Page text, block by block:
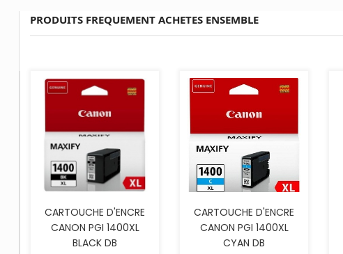
PRODUITS FREQUEMENT ACHETES ENSEMBLE
CARTOUCHE D'ENCRE
CANON PGI 1400XL
BLACK DB
CARTOUCHE D'ENCRE
CANON PGI 1400XL
CYAN DB